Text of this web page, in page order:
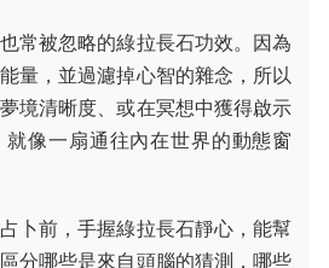
常被忽略的綠拉長石功效。因為
量，並過濾掉心智的雜念，所以
境清晰度、或在冥想中獲得啟示
像一扇通往內在世界的動態窗
卜前，手握綠拉長石靜心，能幫
分哪些是來自頭腦的猜測，哪些